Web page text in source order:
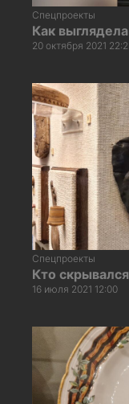
Спецпроекты
Как
20 октября 2021
Спецпроекты
Кто
16 июля 2021 12:00